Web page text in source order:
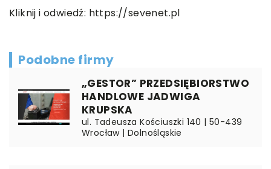
Kliknij i odwiedź: https://sevenet.pl
Podobne firmy
„GESTOR” PRZEDSIĘBIORSTWO
HANDLOWE JADWIGA
KRUPSKA
ul. Tadeusza Kościuszki 140 | 50-439
Wrocław | Dolnośląskie